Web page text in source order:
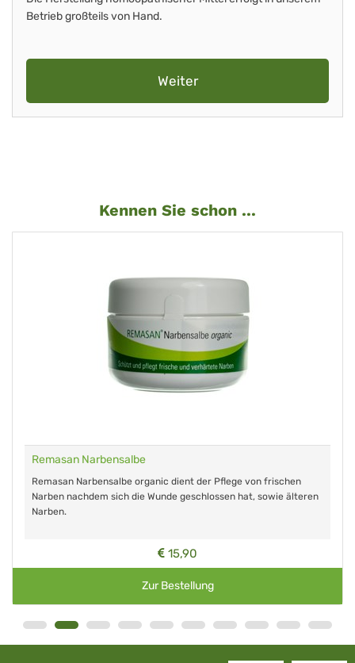
Betrieb großteils von Hand.
Weiter
Kennen Sie schon ...
Remasan Narbensalbe
Remasan Narbensalbe organic dient der Pflege von frischen
Narben nachdem sich die Wunde geschlossen hat, sowie älteren
Narben.
15,90
Zur Bestellung